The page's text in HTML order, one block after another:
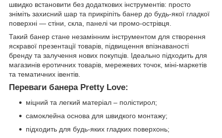
швидко встановити без додаткових інструментів: просто
зніміть захисний шар та прикріпіть банер до будь-якої гладкої
поверхні — стіни, скла, панелі чи промо-острівця.
Такий банер стане незамінним інструментом для створення
яскравої презентації товарів, підвищення впізнаваності
бренду та залучення нових покупців. Ідеально підходить для
магазинів еротичних товарів, мережевих точок, міні-маркетів
та тематичних івентів.
Переваги банера Pretty Love:
міцний та легкий матеріал – полістирол;
самоклейна основа для швидкого монтажу;
підходить для будь-яких гладких поверхонь;